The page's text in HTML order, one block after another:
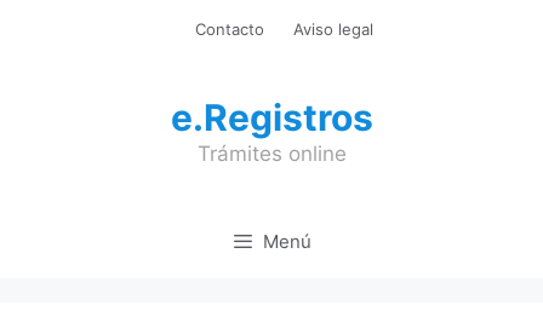
Contacto Aviso legal
e.Registros
Trámites online
Menú